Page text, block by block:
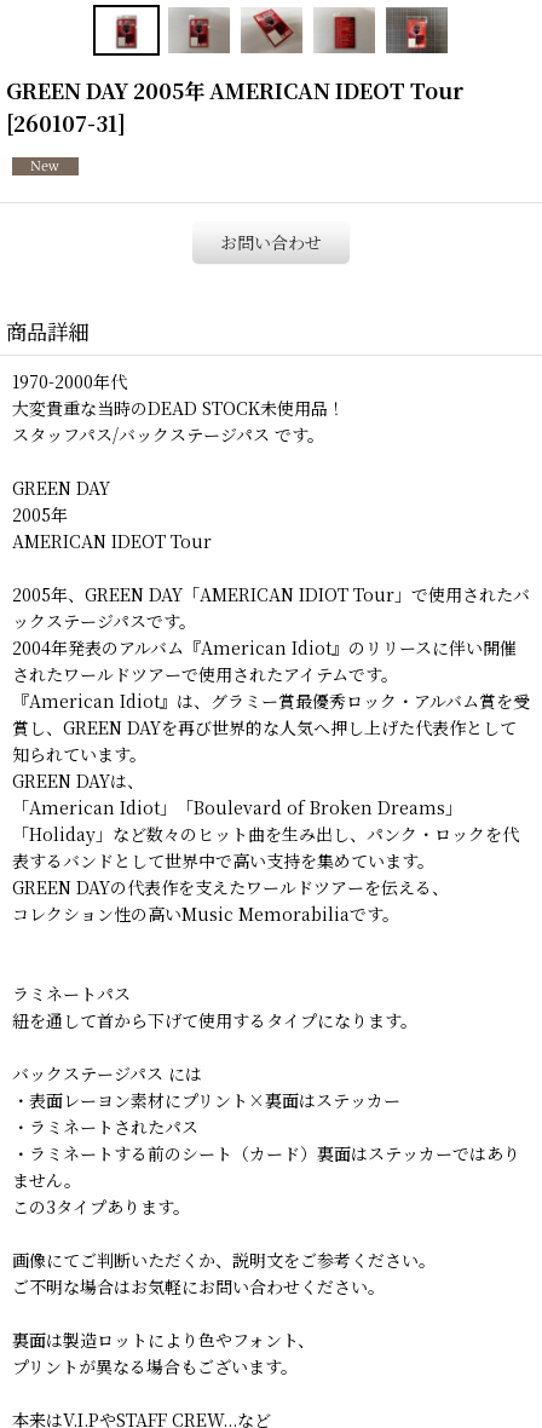
GREEN DAY 2005年 AMERICAN IDEOT Tour
[260107-31]
お問い合わせ
商品詳細
1970-2000年代
大変貴重な当時のDEAD STOCK未使用品！
スタッフパス/バックステージパス です。
GREEN DAY
2005年
AMERICAN IDEOT Tour
2005年、GREEN DAY「AMERICAN IDIOT Tour」で使用されたバ
ックステージパスです。
2004年発表のアルバム『American Idiot』のリリースに伴い開催
されたワールドツアーで使用されたアイテムです。
『American Idiot』は、グラミー賞最優秀ロック・アルバム賞を受
賞し、GREEN DAYを再び世界的な人気へ押し上げた代表作として
知られています。
GREEN DAYは、
「American Idiot」「Boulevard of Broken Dreams」
「Holiday」など数々のヒット曲を生み出し、パンク・ロックを代
表するバンドとして世界中で高い支持を集めています。
GREEN DAYの代表作を支えたワールドツアーを伝える、
コレクション性の高いMusic Memorabiliaです。
ラミネートパス
紐を通して首から下げて使用するタイプになります。
バックステージパス には
・表面レーヨン素材にプリント×裏面はステッカー
・ラミネートされたパス
・ラミネートする前のシート（カード）裏面はステッカーではあり
ません。
この3タイプあります。
画像にてご判断いただくか、説明文をご参考ください。
ご不明な場合はお気軽にお問い合わせください。
裏面は製造ロットにより色やフォント、
プリントが異なる場合もございます。
本来はV.I.PやSTAFF CREW...など